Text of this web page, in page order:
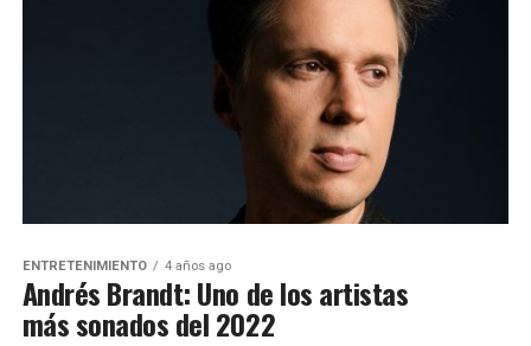
ENTRETENIMIENTO 4 años ago
Andrés Brandt: Uno de los artistas
más sonados del 2022